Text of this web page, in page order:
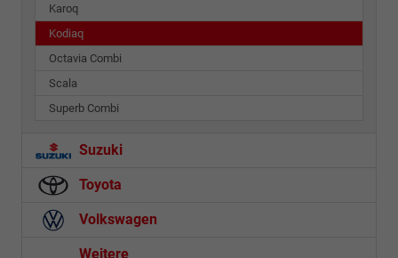
Karoq
Kodiaq
Octavia Combi
Scala
Superb Combi
Suzuki
Toyota
Volkswagen
Weitere